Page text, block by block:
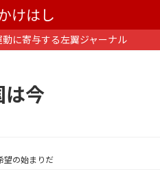
に寄与する左翼ジャーナル
は今
望の始まりだ